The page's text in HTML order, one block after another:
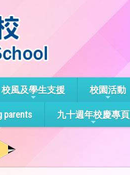
校風及學生支援 校園活動
parents 九十週年校慶專頁